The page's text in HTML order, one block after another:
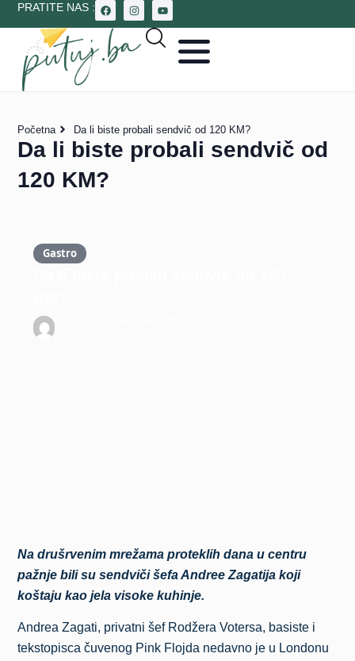
PRATITE NAS :
Početna Da li biste probali sendvič od 120 KM?
Da li biste probali sendvič od
120 KM?
Gastro
Na drušrvenim mrežama proteklih dana u centru
pažnje bili su sendviči šefa Andree Zagatija koji
koštaju kao jela visoke kuhinje.
Andrea Zagati, privatni šef Rodžera Votersa, basiste i
tekstopisca čuvenog Pink Flojda nedavno je u Londonu